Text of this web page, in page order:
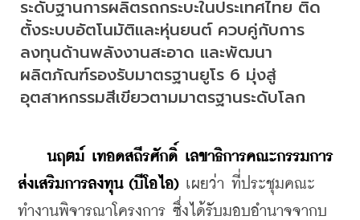
ระดับฐานการผลิตรถกระบะในประเทศไทย ติด
ตั้งระบบอัตโนมัติและหุ่นยนต์ ควบคู่กับการ
ลงทุนด้านพลังงานสะอาด และพัฒนา
ผลิตภัณฑ์รองรับมาตรฐานยูโร 6 มุ่งสู่
อุตสาหกรรมสีเขียวตามมาตรฐานระดับโลก
นฤตม์ เทอดสถีรศักดิ์ เลขาธิการคณะกรรมการ
ส่งเสริมการลงทุน (บีโอไอ) เผยว่า ที่ประชุมคณะ
ทำงานพิจารณาโครงการ ซึ่งได้รับมอบอำนาจจากบ